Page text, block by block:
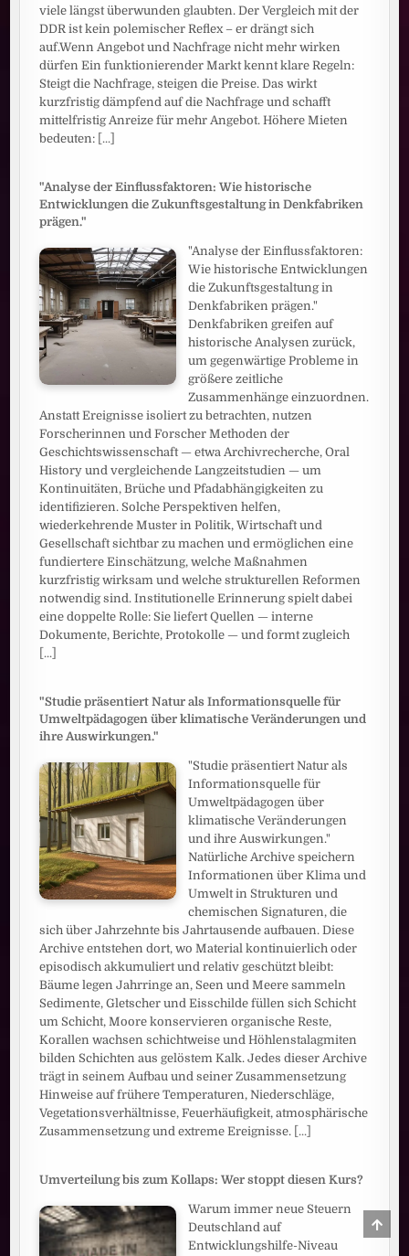
viele längst überwunden glaubten. Der Vergleich mit der
DDR ist kein polemischer Reflex – er drängt sich
auf.Wenn Angebot und Nachfrage nicht mehr wirken
dürfen Ein funktionierender Markt kennt klare Regeln:
Steigt die Nachfrage, steigen die Preise. Das wirkt
kurzfristig dämpfend auf die Nachfrage und schafft
mittelfristig Anreize für mehr Angebot. Höhere Mieten
bedeuten: [...]
"Analyse der Einflussfaktoren: Wie historische
Entwicklungen die Zukunftsgestaltung in Denkfabriken
prägen."
"Analyse der Einflussfaktoren:
Wie historische Entwicklungen
die Zukunftsgestaltung in
Denkfabriken prägen."
Denkfabriken greifen auf
historische Analysen zurück,
um gegenwärtige Probleme in
größere zeitliche
Zusammenhänge einzuordnen.
Anstatt Ereignisse isoliert zu betrachten, nutzen
Forscherinnen und Forscher Methoden der
Geschichtswissenschaft — etwa Archivrecherche, Oral
History und vergleichende Langzeitstudien — um
Kontinuitäten, Brüche und Pfadabhängigkeiten zu
identifizieren. Solche Perspektiven helfen,
wiederkehrende Muster in Politik, Wirtschaft und
Gesellschaft sichtbar zu machen und ermöglichen eine
fundiertere Einschätzung, welche Maßnahmen
kurzfristig wirksam und welche strukturellen Reformen
notwendig sind. Institutionelle Erinnerung spielt dabei
eine doppelte Rolle: Sie liefert Quellen — interne
Dokumente, Berichte, Protokolle — und formt zugleich
[...]
"Studie präsentiert Natur als Informationsquelle für
Umweltpädagogen über klimatische Veränderungen und
ihre Auswirkungen."
"Studie präsentiert Natur als
Informationsquelle für
Umweltpädagogen über
klimatische Veränderungen
und ihre Auswirkungen."
Natürliche Archive speichern
Informationen über Klima und
Umwelt in Strukturen und
chemischen Signaturen, die
sich über Jahrzehnte bis Jahrtausende aufbauen. Diese
Archive entstehen dort, wo Material kontinuierlich oder
episodisch akkumuliert und relativ geschützt bleibt:
Bäume legen Jahrringe an, Seen und Meere sammeln
Sedimente, Gletscher und Eisschilde füllen sich Schicht
um Schicht, Moore konservieren organische Reste,
Korallen wachsen schichtweise und Höhlenstalagmiten
bilden Schichten aus gelöstem Kalk. Jedes dieser Archive
trägt in seinem Aufbau und seiner Zusammensetzung
Hinweise auf frühere Temperaturen, Niederschläge,
Vegetationsverhältnisse, Feuerhäufigkeit, atmosphärische
Zusammensetzung und extreme Ereignisse. [...]
Umverteilung bis zum Kollaps: Wer stoppt diesen Kurs?
Warum immer neue Steuern
Deutschland auf
Entwicklungshilfe-Niveau
TO